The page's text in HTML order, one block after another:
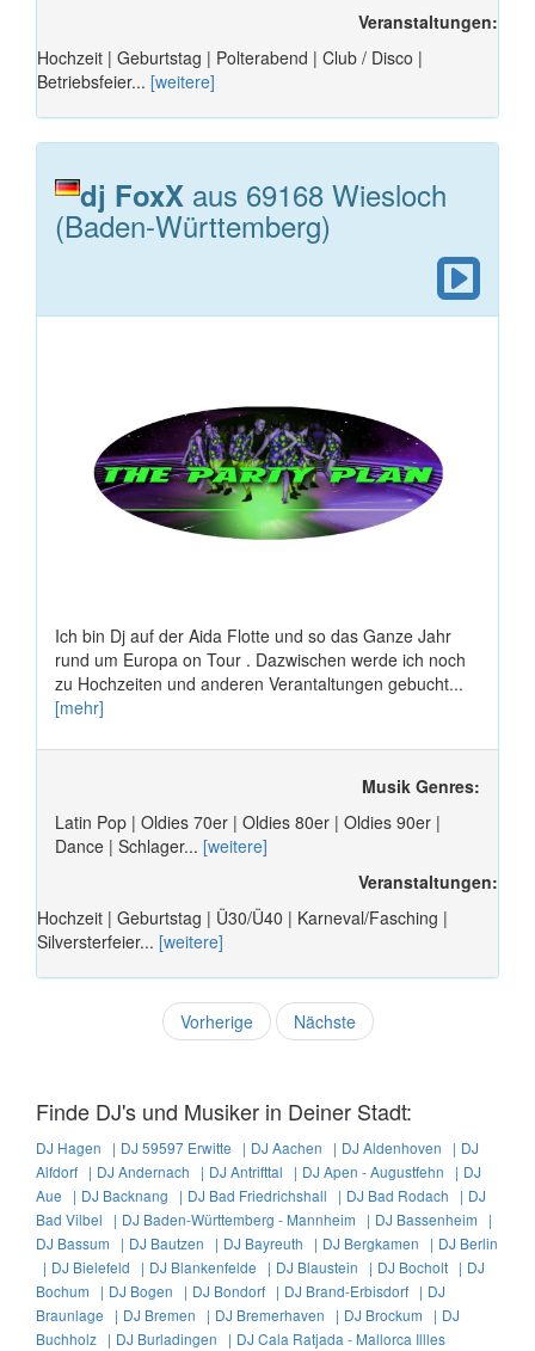
Veranstaltungen:
Hochzeit | Geburtstag | Polterabend | Club / Disco |
Betriebsfeier... [weitere]
dj FoxX aus 69168 Wiesloch
(Baden-Württemberg)
Ich bin Dj auf der Aida Flotte und so das Ganze Jahr
rund um Europa on Tour . Dazwischen werde ich noch
zu Hochzeiten und anderen Verantaltungen gebucht...
[mehr]
Musik Genres:
Latin Pop | Oldies 70er | Oldies 80er | Oldies 90er |
Dance | Schlager... [weitere]
Veranstaltungen:
Hochzeit | Geburtstag | Ü30/Ü40 | Karneval/Fasching |
Silversterfeier... [weitere]
Vorherige Nächste
Finde DJ's und Musiker in Deiner Stadt:
DJ Hagen | DJ 59597 Erwitte | DJ Aachen | DJ Aldenhoven | DJ
Alfdorf | DJ Andernach | DJ Antrifttal | DJ Apen - Augustfehn | DJ
Aue | DJ Backnang | DJ Bad Friedrichshall | DJ Bad Rodach | DJ
Bad Vilbel | DJ Baden-Württemberg - Mannheim | DJ Bassenheim |
DJ Bassum | DJ Bautzen | DJ Bayreuth | DJ Bergkamen | DJ Berlin
| DJ Bielefeld | DJ Blankenfelde | DJ Blaustein | DJ Bocholt | DJ
Bochum | DJ Bogen | DJ Bondorf | DJ Brand-Erbisdorf | DJ
Braunlage | DJ Bremen | DJ Bremerhaven | DJ Brockum | DJ
Buchholz | DJ Burladingen | DJ Cala Ratjada - Mallorca Illles